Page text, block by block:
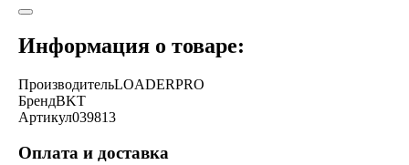
Информация о товаре:
ПроизводительLOADERPRO
БрендBKT
Артикул039813
Оплата и доставка